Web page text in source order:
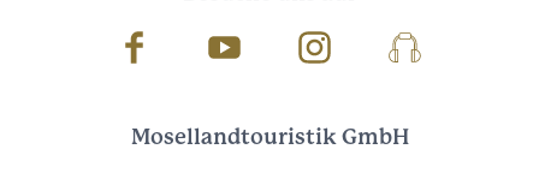
Facebook Youtube InstagramPodcast
Mosellandtouristik GmbH